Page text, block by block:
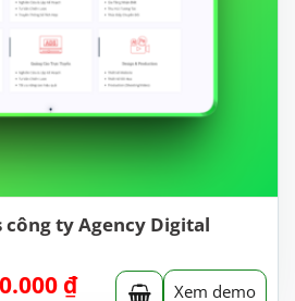
công ty Agency Digital
₫Giá Xem demo